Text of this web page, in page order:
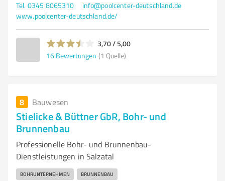
Tel. 0345 8065310
info@poolcenter-deutschland.de
www.poolcenter-deutschland.de/
3,70 / 5,00
16 Bewertungen (1 Quelle)
8 Bauwesen
Stielicke & Büttner GbR, Bohr- und
Brunnenbau
Professionelle Bohr- und Brunnenbau-
Dienstleistungen in Salzatal
BOHRUNTERNEHMEN BRUNNENBAU